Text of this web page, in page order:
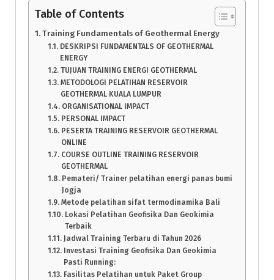
Table of Contents
Training Fundamentals of Geothermal Energy
DESKRIPSI FUNDAMENTALS OF GEOTHERMAL
ENERGY
TUJUAN TRAINING ENERGI GEOTHERMAL
METODOLOGI PELATIHAN RESERVOIR
GEOTHERMAL KUALA LUMPUR
ORGANISATIONAL IMPACT
PERSONAL IMPACT
PESERTA TRAINING RESERVOIR GEOTHERMAL
ONLINE
COURSE OUTLINE TRAINING RESERVOIR
GEOTHERMAL
Pemateri/ Trainer pelatihan energi panas bumi
Jogja
Metode pelatihan sifat termodinamika Bali
Lokasi Pelatihan Geofisika Dan Geokimia
Terbaik
Jadwal Training Terbaru di Tahun 2026
Investasi Training Geofisika Dan Geokimia
Pasti Running:
Fasilitas Pelatihan untuk Paket Group